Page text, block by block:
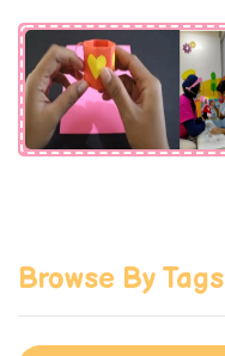
Browse By Tags